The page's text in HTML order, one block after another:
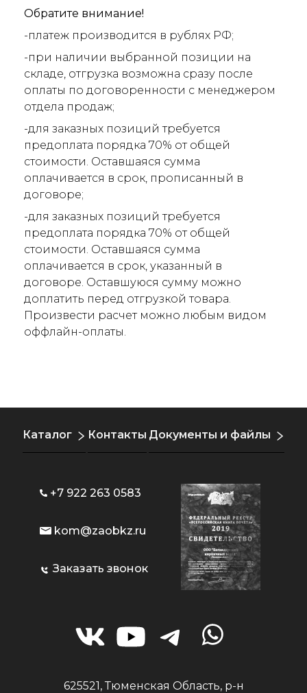
Обратите внимание!
-платеж производится в рублях РФ;
-при наличии выбранной позиции на
складе, отгрузка возможна сразу после
оплаты по договоренности с менеджером
отдела продаж;
-для заказных позиций требуется
предоплата порядка 70% от общей
стоимости. Оставшаяся сумма
оплачивается в срок, прописанный в
договоре;
-для заказных позиций требуется
предоплата порядка 70% от общей
стоимости. Оставшаяся сумма
оплачивается в срок, указанный в
договоре. Оставшуюся сумму можно
доплатить перед отгрузкой товара.
Произвести расчет можно любым видом
оффлайн-оплаты.
Каталог Контакты Документы и файлы
+7 922 263 0583
kom@zaobkz.ru
Заказать звонок
625521, Тюменская Область, р-н